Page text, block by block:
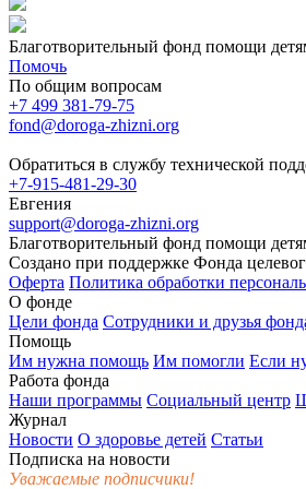
Благотворительный фонд помощи
Помочь
По общим вопросам
+7 499 381-79-75
fond@doroga-zhizni.org
Обратиться в службу технической
+7-915-481-29-30
Евгения
support@doroga-zhizni.org
Благотворительный фонд помощи
Создано при поддержке Фонда
Оферта Политика обработки
О фонде
Цели фонда Сотрудники и друзья
Помощь
Им нужна помощь Им помогли Если
Работа фонда
Наши программы Социальный центр
Журнал
Новости О здоровье детей Статьи
Подписка на новости
Уважаемые подписчики!